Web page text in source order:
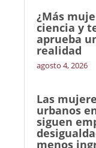
¿Más
ciencia y
aprueba
realidad
agosto 4, 2026
Las
urbanos
siguen
menos